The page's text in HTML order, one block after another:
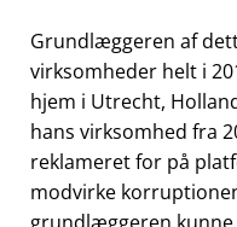
Grundlæggeren af
virksomheder helt i
hjem i Utrecht,
hans virksomhed fra
reklameret for på
modvirke